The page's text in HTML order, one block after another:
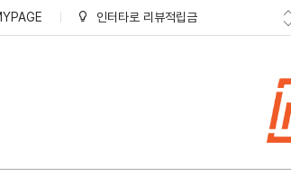
인터타로 리뷰적립금